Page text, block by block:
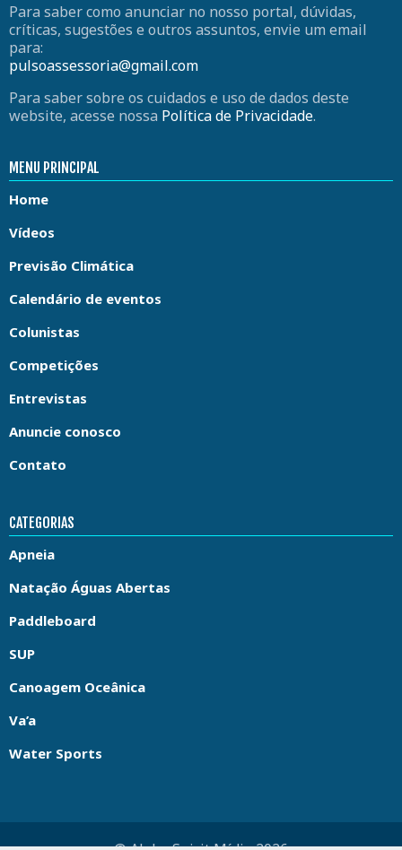
Para saber como anunciar no nosso portal, dúvidas,
críticas, sugestões e outros assuntos, envie um email
para:
pulsoassessoria@gmail.com
Para saber sobre os cuidados e uso de dados deste
website, acesse nossa Política de Privacidade.
MENU PRINCIPAL
Home
Vídeos
Previsão Climática
Calendário de eventos
Colunistas
Competições
Entrevistas
Anuncie conosco
Contato
CATEGORIAS
Apneia
Natação Águas Abertas
Paddleboard
SUP
Canoagem Oceânica
Va’a
Water Sports